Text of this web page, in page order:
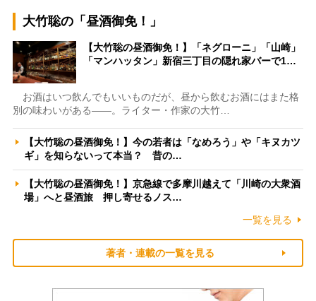
大竹聡の「昼酒御免！」
【大竹聡の昼酒御免！】「ネグローニ」「山崎」
「マンハッタン」新宿三丁目の隠れ家バーで1…
お酒はいつ飲んでもいいものだが、昼から飲むお酒にはまた格
別の味わいがある――。ライター・作家の大竹…
【大竹聡の昼酒御免！】今の若者は「なめろう」や「キヌカツ
ギ」を知らないって本当？ 昔の…
【大竹聡の昼酒御免！】京急線で多摩川越えて「川崎の大衆酒
場」へと昼酒旅 押し寄せるノス…
一覧を見る
著者・連載の一覧を見る